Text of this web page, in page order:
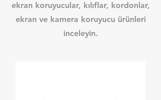
ekran koruyucular, kılıflar, kordonlar,
ekran ve kamera koruyucu ürünleri
inceleyin.